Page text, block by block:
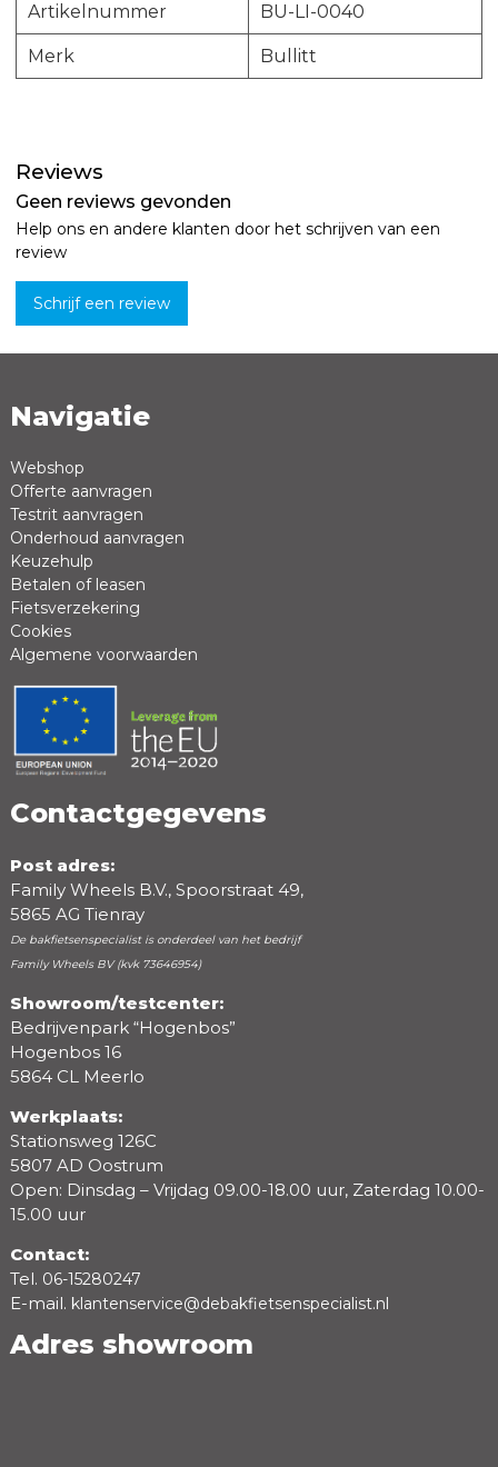
Artikelnummer BU-LI-0040
Merk Bullitt
Reviews
Geen reviews gevonden
Help ons en andere klanten door het schrijven van een
review
Schrijf een review
Naam *
Review *
Positieve punten
Beoordeling
Navigatie
Webshop
Offerte aanvragen
Testrit aanvragen
Onderhoud aanvragen
Keuzehulp
Betalen of leasen
Fietsverzekering
Cookies
Algemene voorwaarden
Contactgegevens
Post adres:
Family Wheels B.V., Spoorstraat 49,
5865 AG Tienray
De bakfietsenspecialist is onderdeel van het bedrijf
Family Wheels BV (kvk 73646954)
Showroom/testcenter:
Bedrijvenpark “Hogenbos”
Hogenbos 16
5864 CL Meerlo
Werkplaats:
Stationsweg 126C
5807 AD Oostrum
Open: Dinsdag – Vrijdag 09.00-18.00 uur, Zaterdag 10.00-
15.00 uur
Contact:
Tel. 06-15280247
E-mail. klantenservice@debakfietsenspecialist.nl
Adres showroom